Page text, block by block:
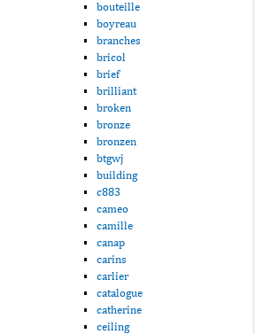
bouteille
boyreau
branches
bricol
brief
brilliant
broken
bronze
bronzen
btgwj
building
c883
cameo
camille
canap
carins
carlier
catalogue
catherine
ceiling